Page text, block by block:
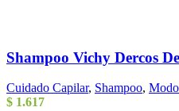
Shampoo Vichy Dercos
Cuidado Capilar, Shampoo,
$ 1.617